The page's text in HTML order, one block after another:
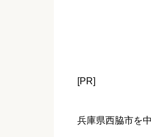
[PR]
兵庫県西脇市を